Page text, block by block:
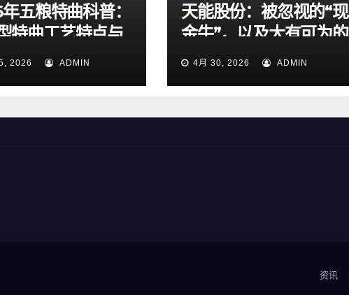
五粮特曲科普：
特曲工艺特点与
务选酒指南
2026 ADMIN
天能股份：被忽视的“现
金牛”，以及大有可为的
出海和锂电池
4月 30, 2026 ADMIN
资讯